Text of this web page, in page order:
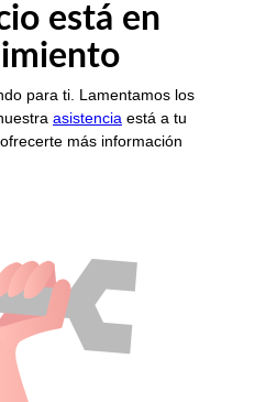
está en
para ti. Lamentamos los
asistencia está a tu
más información